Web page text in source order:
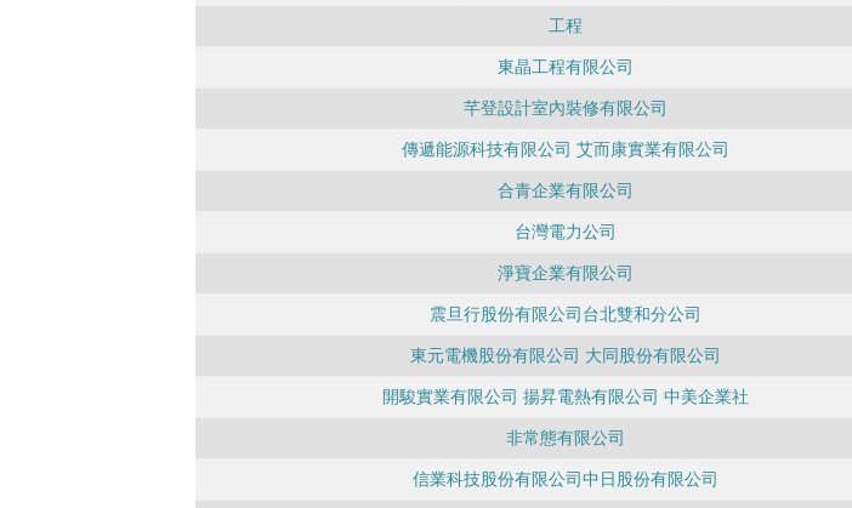
工程
東晶工程有限公司
芊登設計室內裝修有限公司
傳遞能源科技有限公司 艾而康實業有限公司
合青企業有限公司
台灣電力公司
淨寶企業有限公司
震旦行股份有限公司台北雙和分公司
東元電機股份有限公司 大同股份有限公司
開駿實業有限公司 揚昇電熱有限公司 中美企業社
非常態有限公司
信業科技股份有限公司中日股份有限公司